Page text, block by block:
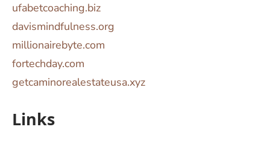
ufabetcoaching.biz
davismindfulness.org
millionairebyte.com
fortechday.com
getcaminorealestateusa.xyz
Links